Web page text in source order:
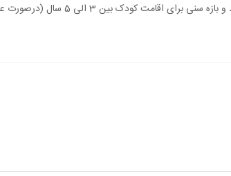
اقامت کودک زیر 3 سال (درصورت عدم